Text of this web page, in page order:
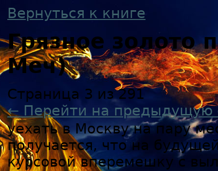
Вернуться к книге
Грязное
Меч)
Страница 3 из 291
← Перейти на предыдущую
уехать в Москву на пару
получается, что на
курсовой вперемешку с